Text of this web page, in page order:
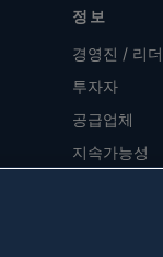
정보
경영진 / 리
투자자
공급업체
지속가능성